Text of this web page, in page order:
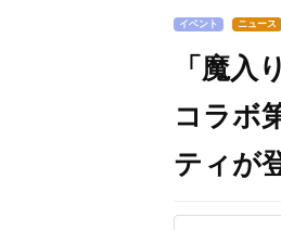
イベント ニュース
「魔入
コラボ
ティが